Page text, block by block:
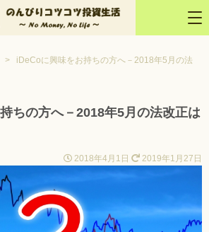
>
iDeCoに興味をお持ちの方へ－2018年5月の法
ちの方へ－2018年5月の法改正は
2018年4月1日 2019年1月27日